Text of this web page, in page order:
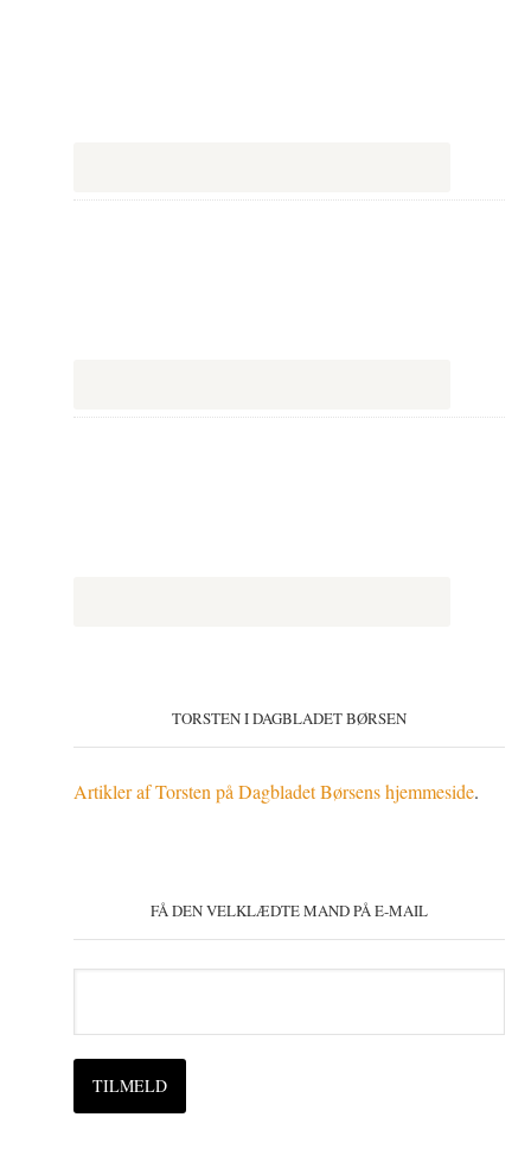
TORSTEN I DAGBLADET BØRSEN
Artikler af Torsten på Dagbladet Børsens hjemmeside.
FÅ DEN VELKLÆDTE MAND PÅ E-MAIL